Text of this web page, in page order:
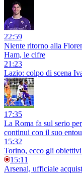
22:59
Niente ritorno alla
Ham, le cifre
21:23
Lazio: colpo di scena
17:35
La Roma fa sul serio
continui con il suo
15:32
Torino, ecco gli
15:11
Arsenal, ufficiale